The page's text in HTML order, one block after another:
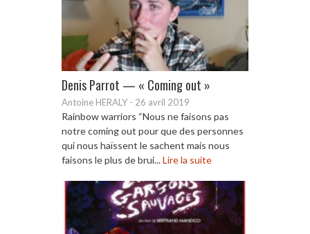
Denis Parrot — « Coming out »
Antoine HERALY - 26 avril 2019
Rainbow warriors “Nous ne faisons pas
notre coming out pour que des personnes
qui nous haïssent le sachent mais nous
faisons le plus de brui...Lire la suite